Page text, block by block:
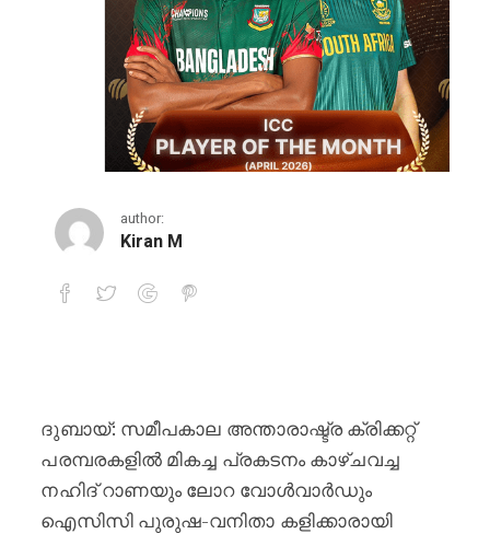
author:
Kiran M
ദുബായ്: സമീപകാല അന്താരാഷ്ട്ര ക്രിക്കറ്റ്
പരമ്പരകളിൽ മികച്ച പ്രകടനം കാഴ്ചവച്ച
നഹിദ് റാണയും ലോറ വോൾവാർഡും
ഐസിസി പുരുഷ-വനിതാ കളിക്കാരായി